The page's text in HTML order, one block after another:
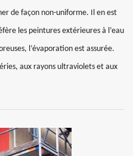
de façon non-uniforme. Il en est
les peintures extérieures à l’eau
l’évaporation est assurée.
aux rayons ultraviolets et aux